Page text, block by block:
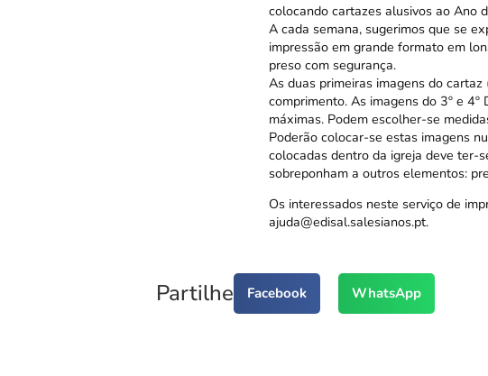
colocando cartazes alusivos ao Ano
A cada semana, sugerimos que se
impressão em grande formato em
preso com segurança.
As duas primeiras imagens do
comprimento. As imagens do 3º e
máximas. Podem escolher-se
Poderão colocar-se estas imagens
colocadas dentro da igreja deve ter-
sobreponham a outros elementos:
Os interessados neste serviço de
ajuda@edisal.salesianos.pt.
Partilhe Facebook WhatsApp